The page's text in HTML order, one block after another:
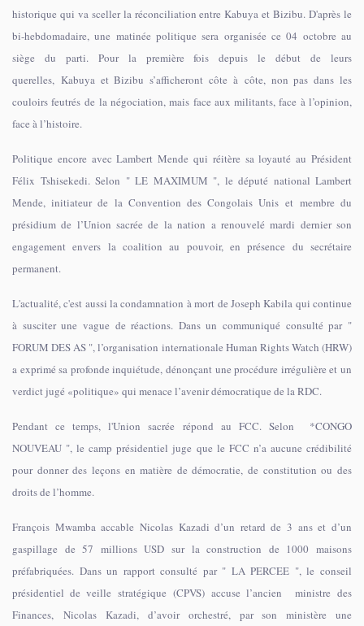
historique qui va sceller la réconciliation entre Kabuya et Bizibu. D'après le
bi-hebdomadaire, une matinée politique sera organisée ce 04 octobre au
siège du parti. Pour la première fois depuis le début de leurs
querelles, Kabuya et Bizibu s’afficheront côte à côte, non pas dans les
couloirs feutrés de la négociation, mais face aux militants, face à l’opinion,
face à l’histoire.
Politique encore avec Lambert Mende qui réitère sa loyauté au Président
Félix Tshisekedi. Selon " LE MAXIMUM ", le député national Lambert
Mende, initiateur de la Convention des Congolais Unis et membre du
présidium de l’Union sacrée de la nation a renouvelé mardi dernier son
engagement envers la coalition au pouvoir, en présence du secrétaire
permanent.
L'actualité, c'est aussi la condamnation à mort de Joseph Kabila qui continue
à susciter une vague de réactions. Dans un communiqué consulté par "
FORUM DES AS ", l’organisation internationale Human Rights Watch (HRW)
a exprimé sa profonde inquiétude, dénonçant une procédure irrégulière et un
verdict jugé «politique» qui menace l’avenir démocratique de la RDC.
Pendant ce temps, l'Union sacrée répond au FCC. Selon *CONGO
NOUVEAU ", le camp présidentiel juge que le FCC n’a aucune crédibilité
pour donner des leçons en matière de démocratie, de constitution ou des
droits de l’homme.
François Mwamba accable Nicolas Kazadi d’un retard de 3 ans et d’un
gaspillage de 57 millions USD sur la construction de 1000 maisons
préfabriquées. Dans un rapport consulté par " LA PERCEE ", le conseil
présidentiel de veille stratégique (CPVS) accuse l’ancien ministre des
Finances, Nicolas Kazadi, d’avoir orchestré, par son ministère une